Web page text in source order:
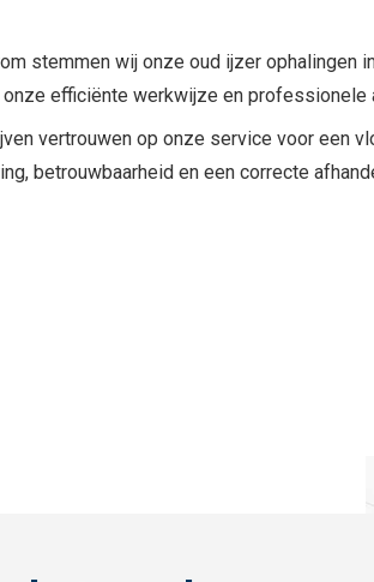
stemmen wij onze oud ijzer
efficiënte werkwijze en
vertrouwen op onze service voor een
betrouwbaarheid en een correcte